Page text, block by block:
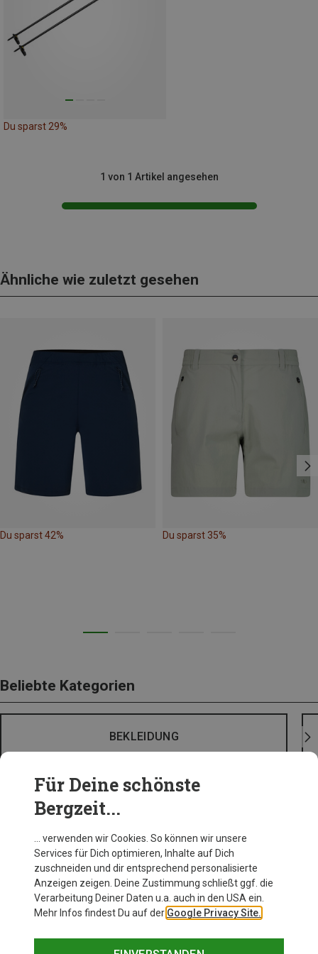
Du sparst 29%
1 von 1 Artikel angesehen
Ähnliche wie zuletzt gesehen
Du sparst 42% Du sparst 35%
Beliebte Kategorien
BEKLEIDUNG
Für Deine schönste
Bergzeit...
… verwenden wir Cookies. So können wir unsere
Services für Dich optimieren, Inhalte auf Dich
zuschneiden und dir entsprechend personalisierte
Anzeigen zeigen. Deine Zustimmung schließt ggf. die
Verarbeitung Deiner Daten u.a. auch in den USA ein.
Mehr Infos findest Du auf der Google Privacy Site.